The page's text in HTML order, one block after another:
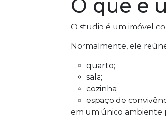
O que é
O studio é um imóvel
Normalmente, ele
quarto;
sala;
cozinha;
espaço de
em um único ambiente